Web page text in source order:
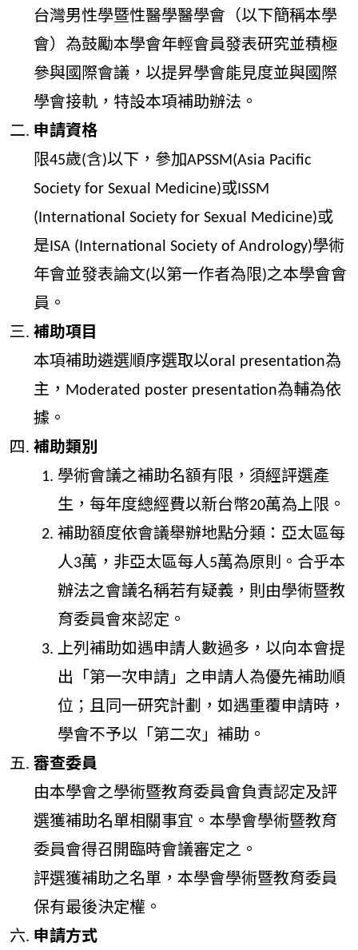
台灣男性學暨性醫學醫學會（以下簡稱本學
會）為鼓勵本學會年輕會員發表研究並積極
參與國際會議，以提昇學會能見度並與國際
學會接軌，特設本項補助辦法。
申請資格
限45歲(含)以下，參加APSSM(Asia Pacific
Society for Sexual Medicine)或ISSM
(International Society for Sexual Medicine)或
是ISA (International Society of Andrology)學術
年會並發表論文(以第一作者為限)之本學會會
員。
補助項目
本項補助遴選順序選取以oral presentation為
主，Moderated poster presentation為輔為依
據。
補助類別
學術會議之補助名額有限，須經評選產
生，每年度總經費以新台幣20萬為上限。
補助額度依會議舉辦地點分類：亞太區每
人3萬，非亞太區每人5萬為原則。合乎本
辦法之會議名稱若有疑義，則由學術暨教
育委員會來認定。
上列補助如遇申請人數過多，以向本會提
出「第一次申請」之申請人為優先補助順
位；且同一研究計劃，如遇重覆申請時，
學會不予以「第二次」補助。
審查委員
由本學會之學術暨教育委員會負責認定及評
選獲補助名單相關事宜。本學會學術暨教育
委員會得召開臨時會議審定之。
評選獲補助之名單，本學會學術暨教育委員
保有最後決定權。
申請方式